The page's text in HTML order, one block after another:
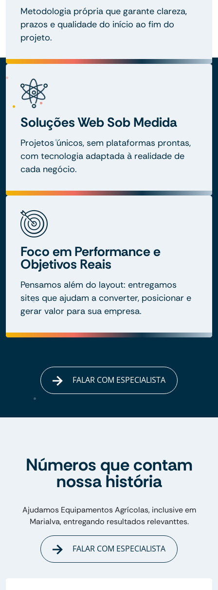
Metodologia própria que garante clareza,
prazos e qualidade do início ao fim do
projeto.
Soluções Web Sob Medida
Projetos únicos, sem plataformas prontas,
com tecnologia adaptada à realidade de
cada negócio.
Foco em Performance e
Objetivos Reais
Pensamos além do layout: entregamos
sites que ajudam a converter, posicionar e
gerar valor para sua empresa.
FALAR COM ESPECIALISTA
Números que contam
nossa história
Ajudamos Equipamentos Agrícolas, inclusive em
Marialva, entregando resultados relevanttes.
FALAR COM ESPECIALISTA